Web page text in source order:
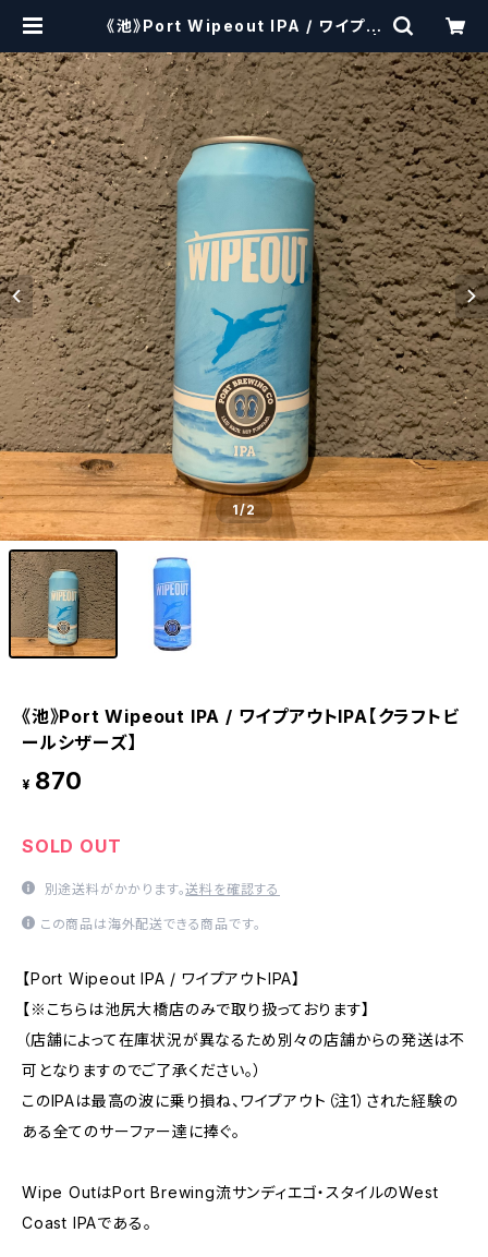
《池》Port Wipeout IPA / ワイプア
craftbeerscissors
1/2
《池》Port Wipeout IPA / ワイプアウトIPA【クラフトビ
ールシザーズ】
¥ 870
SOLD OUT
別途送料がかかります。送料を確認する
この商品は海外配送できる商品です。
【Port Wipeout IPA / ワイプアウトIPA】
【※こちらは池尻大橋店のみで取り扱っております】
（店舗によって在庫状況が異なるため別々の店舗からの発送は不
可となりますのでご了承ください。）
このIPAは最高の波に乗り損ね、ワイプアウト（注1）された経験の
ある全てのサーファー達に捧ぐ。
Wipe OutはPort Brewing流サンディエゴ・スタイルのWest
Coast IPAである。